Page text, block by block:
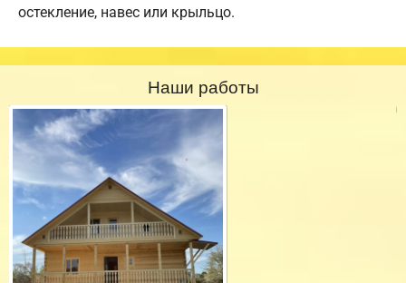
остекление, навес или крыльцо.
Наши работы